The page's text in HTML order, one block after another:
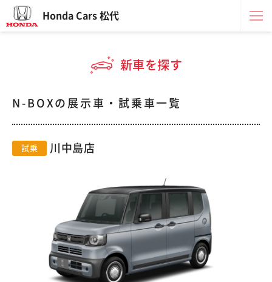
Honda Cars 松代
新車を探す
N-BOXの展示車・試乗車一覧
試乗 川中島店